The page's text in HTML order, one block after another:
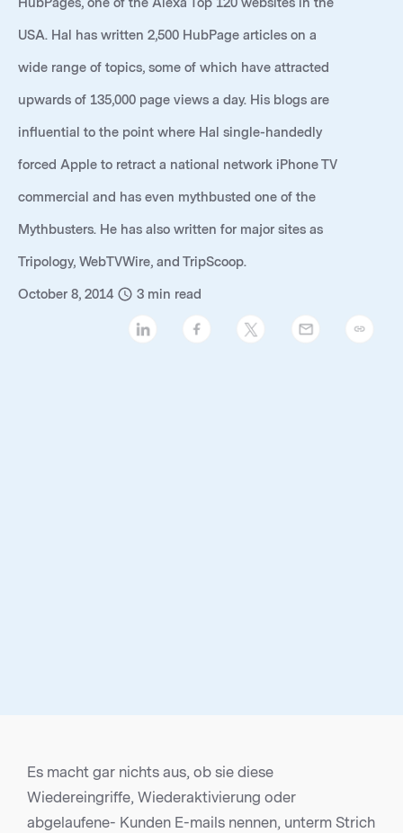
HubPages, one of the Alexa Top 120 websites in the
USA. Hal has written 2,500 HubPage articles on a
wide range of topics, some of which have attracted
upwards of 135,000 page views a day. His blogs are
influential to the point where Hal single-handedly
forced Apple to retract a national network iPhone TV
commercial and has even mythbusted one of the
Mythbusters. He has also written for major sites as
Tripology, WebTVWire, and TripScoop.
October 8, 2014 3 min read
Es macht gar nichts aus, ob sie diese
Wiedereingriffe, Wiederaktivierung oder
abgelaufene- Kunden E-mails nennen, unterm Strich